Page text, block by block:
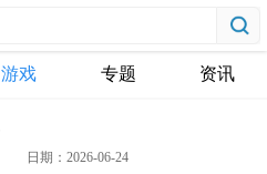
游戏 专题 资讯
日期：2026-06-24